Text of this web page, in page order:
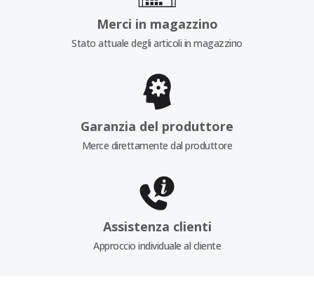
Merci in magazzino
Stato attuale degli articoli in magazzino
Garanzia del produttore
Merce direttamente dal produttore
Assistenza clienti
Approccio individuale al cliente